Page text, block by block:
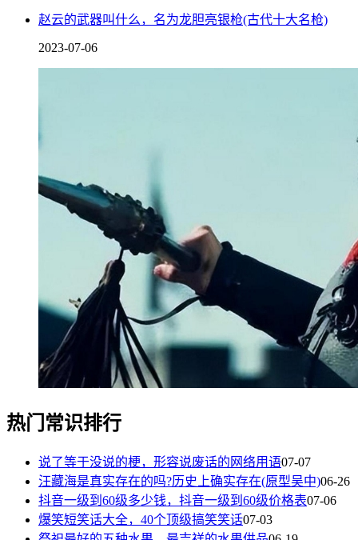
赵云的武器叫什么，名为龙胆亮银枪(古代十大名枪)
2023-07-06
热门常识排行
说了等于没说的梗，形容说废话的网络用语07-07
汪藏海是真实存在的吗?历史上确实存在(原型吴中)06-26
抖音一级到60级多少钱，抖音一级到60级价格表07-06
爆笑短笑话大全，40个顶级搞笑笑话07-03